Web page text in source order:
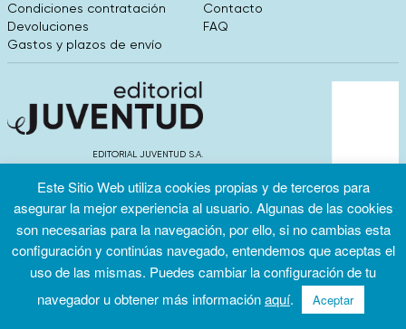
Condiciones contratación
Devoluciones
Gastos y plazos de envío
Contacto
FAQ
EDITORIAL JUVENTUD S.A.
info@editorialjuventud.es
Condiciones
Política de
privacidad
Política de
Este Sitio Web utiliza cookies propias y de terceros para
asegurar la mejor experiencia al usuario. Algunas de las cookies
son necesarias para la navegación, por ello, si no cambias esta
configuración y continúas navegado, entendemos que aceptas el
uso de las mismas. Puedes cambiar la configuración de tu
navegador u obtener más informaciónaquí. Aceptar